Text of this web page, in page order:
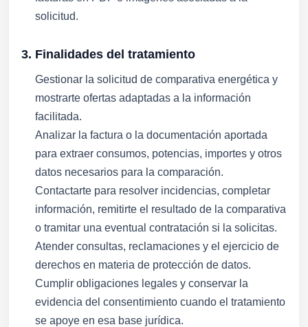
solicitud.
3. Finalidades del tratamiento
Gestionar la solicitud de comparativa energética y
mostrarte ofertas adaptadas a la información
facilitada.
Analizar la factura o la documentación aportada
para extraer consumos, potencias, importes y otros
datos necesarios para la comparación.
Contactarte para resolver incidencias, completar
información, remitirte el resultado de la comparativa
o tramitar una eventual contratación si la solicitas.
Atender consultas, reclamaciones y el ejercicio de
derechos en materia de protección de datos.
Cumplir obligaciones legales y conservar la
evidencia del consentimiento cuando el tratamiento
se apoye en esa base jurídica.